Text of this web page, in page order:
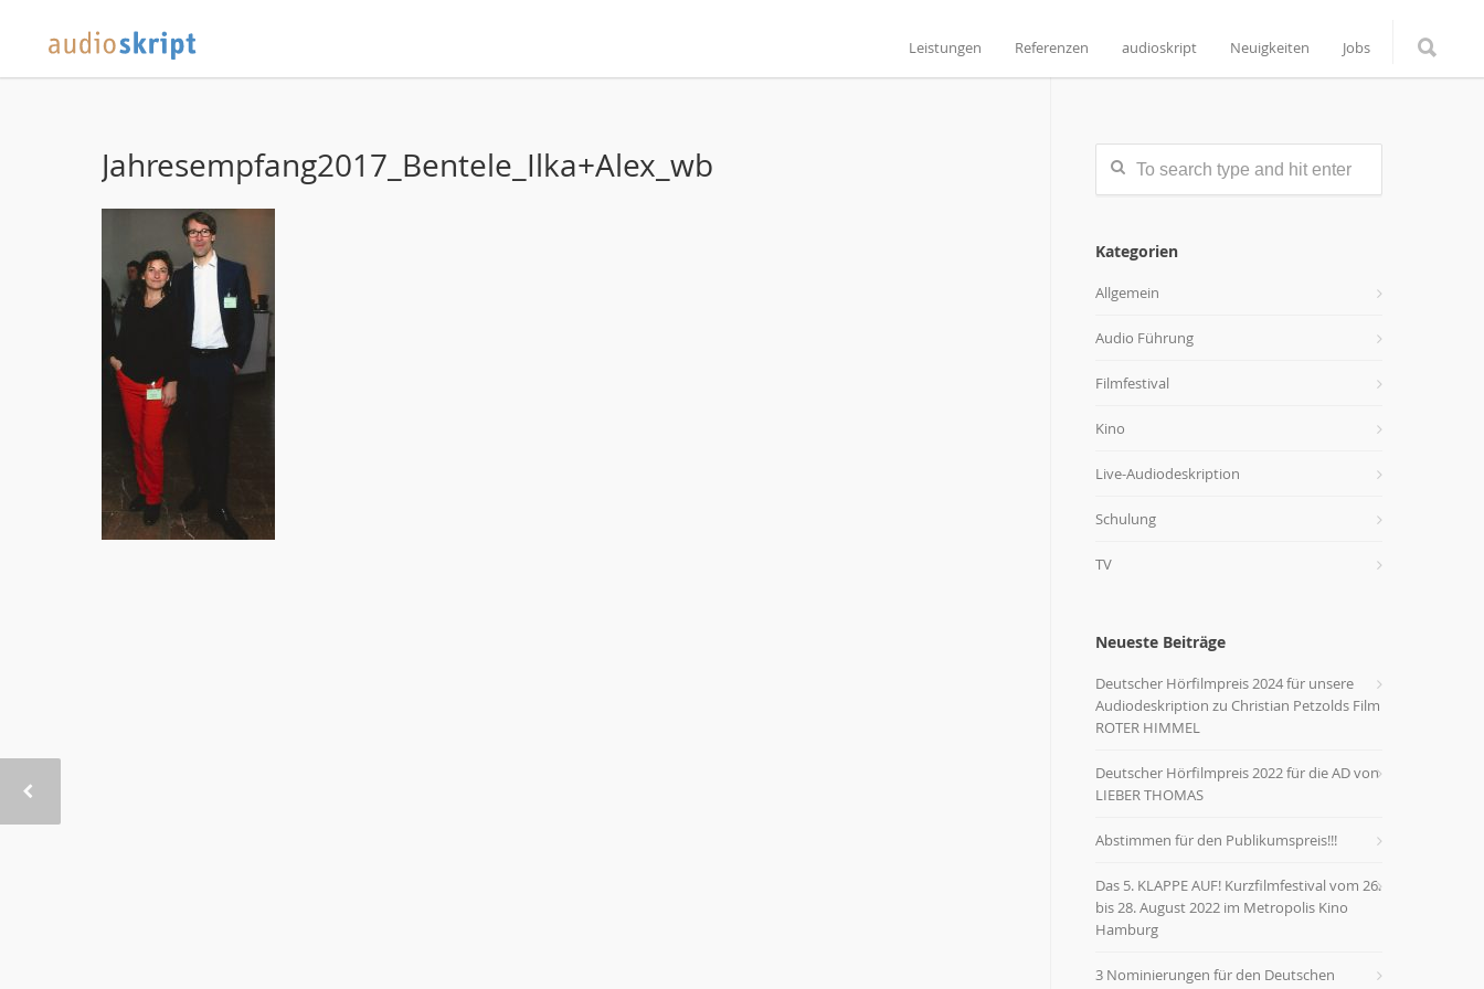
Leistungen Referenzen audioskript Neuigkeiten Jobs
Jahresempfang2017_Bentele_Ilka+Alex_wb
Kategorien
Allgemein
Audio Führung
Filmfestival
Kino
Live-Audiodeskription
Schulung
TV
Neueste Beiträge
Deutscher Hörfilmpreis 2024 für unsere
Audiodeskription zu Christian Petzolds Film
ROTER HIMMEL
Deutscher Hörfilmpreis 2022 für die AD von
LIEBER THOMAS
Abstimmen für den Publikumspreis!!!
Das 5. KLAPPE AUF! Kurzfilmfestival vom 26.
bis 28. August 2022 im Metropolis Kino
Hamburg
3 Nominierungen für den Deutschen